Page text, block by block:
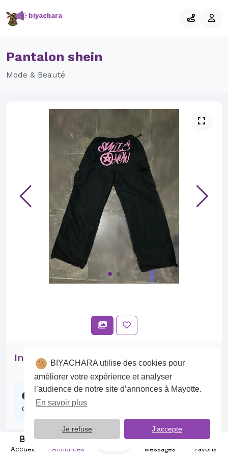
BIYACHARA utilise des cookies pour
améliorer votre expérience et analyser
l’audience de notre site d’annonces à Mayotte.
En savoir plus
Je refuse J’accepte
biyachara
Pantalon shein
Mode & Beauté
Intéressé par cette annonce ?
Contactez l’annonceur, il se fera un plaisir
d’échanger avec vous.
Accueil Annonces
Publier
Messages
Favoris